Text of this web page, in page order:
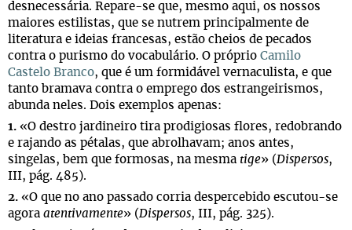
desnecessária. Repare-se que, mesmo aqui, os nossos
maiores estilistas, que se nutrem principalmente de
literatura e ideias francesas, estão cheios de pecados
contra o purismo do vocabulário. O próprio Camilo
Castelo Branco, que é um formidável vernaculista, e que
tanto bramava contra o emprego dos estrangeirismos,
abunda neles. Dois exemplos apenas:
1. «O destro jardineiro tira prodigiosas flores, redobrando
e rajando as pétalas, que abrolhavam; anos antes,
singelas, bem que formosas, na mesma tige» (Dispersos,
III, pág. 485).
2. «O que no ano passado corria despercebido escutou-se
agora atentivamente» (Dispersos, III, pág. 325).